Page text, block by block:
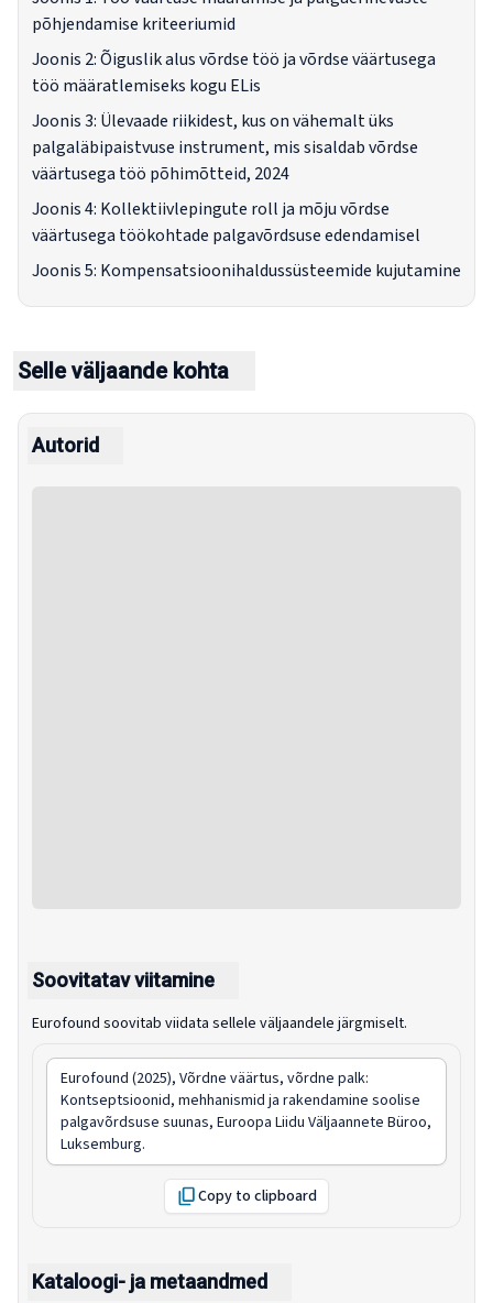
põhjendamise kriteeriumid
Joonis 2: Õiguslik alus võrdse töö ja võrdse väärtusega
töö määratlemiseks kogu ELis
Joonis 3: Ülevaade riikidest, kus on vähemalt üks
palgaläbipaistvuse instrument, mis sisaldab võrdse
väärtusega töö põhimõtteid, 2024
Joonis 4: Kollektiivlepingute roll ja mõju võrdse
väärtusega töökohtade palgavõrdsuse edendamisel
Joonis 5: Kompensatsioonihaldussüsteemide kujutamine
Selle väljaande kohta
Autorid
Soovitatav viitamine
Eurofound soovitab viidata sellele väljaandele järgmiselt.
Eurofound (2025), Võrdne väärtus, võrdne palk:
Kontseptsioonid, mehhanismid ja rakendamine soolise
palgavõrdsuse suunas, Euroopa Liidu Väljaannete Büroo,
Luksemburg.
Copy to clipboard
Kataloogi- ja metaandmed